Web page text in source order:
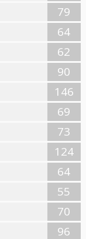
79
64
62
90
146
69
73
124
64
55
70
96